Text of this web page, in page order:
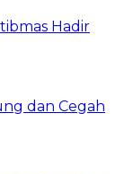
Hadir
dan Cegah